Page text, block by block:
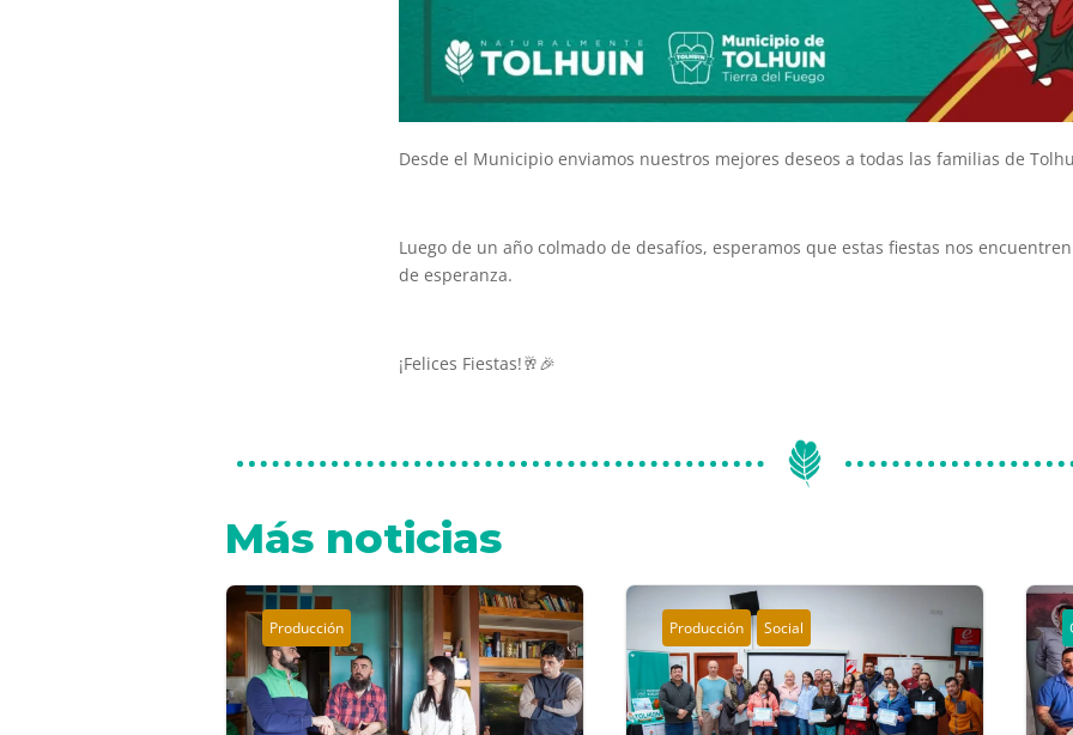
Desde el Municipio enviamos nuestros mejores deseos a todas las familias de
Luego de un año colmado de desafíos, esperamos que estas fiestas nos
de esperanza.
¡Felices Fiestas!🥂🎉
Más noticias
Producción Producción Social